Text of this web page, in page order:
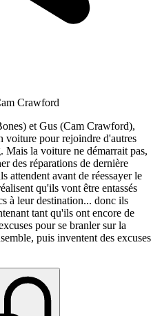
Crawford
et Gus (Cam Crawford),
voiture pour rejoindre d'autres
Mais la voiture ne démarrait pas,
des réparations de dernière
attendent avant de réessayer le
qu'ils vont être entassés
à leur destination... donc ils
tant qu'ils ont encore de
pour se branler sur la
puis inventent des excuses